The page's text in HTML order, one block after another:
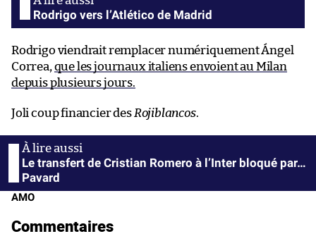
Rodrigo vers l’Atlético de Madrid
Rodrigo viendrait remplacer numériquement Ángel
Correa, que les journaux italiens envoient au Milan
depuis plusieurs jours.
Joli coup financier des Rojiblancos.
Le transfert de Cristian Romero à l’Inter bloqué par…
Pavard
AMO
Commentaires